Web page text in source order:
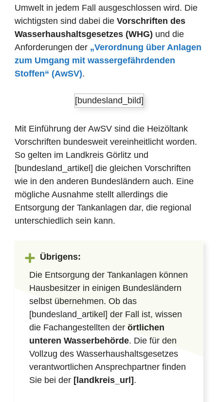
Umwelt in jedem Fall ausgeschlossen wird. Die
wichtigsten sind dabei die Vorschriften des
Wasserhaushaltsgesetzes (WHG) und die
Anforderungen der „Verordnung über Anlagen
zum Umgang mit wassergefährdenden
Stoffen“ (AwSV).
[bundesland_bild]
Mit Einführung der AwSV sind die Heizöltank
Vorschriften bundesweit vereinheitlicht worden.
So gelten im Landkreis Görlitz und
[bundesland_artikel] die gleichen Vorschriften
wie in den anderen Bundesländern auch. Eine
mögliche Ausnahme stellt allerdings die
Entsorgung der Tankanlagen dar, die regional
unterschiedlich sein kann.
Übrigens:
Die Entsorgung der Tankanlagen können
Hausbesitzer in einigen Bundesländern
selbst übernehmen. Ob das
[bundesland_artikel] der Fall ist, wissen
die Fachangestellten der örtlichen
unteren Wasserbehörde. Die für den
Vollzug des Wasserhaushaltsgesetzes
verantwortlichen Ansprechpartner finden
Sie bei der [landkreis_url] .